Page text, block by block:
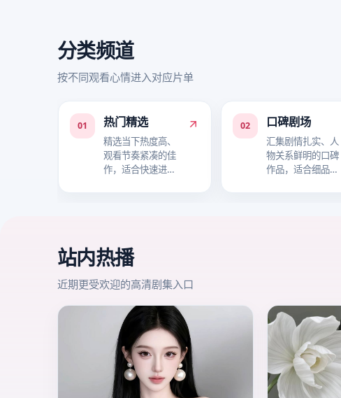
分类频道
按不同观看心情进入对应片单
01 热门精选
精选当下热度高、
观看节奏紧凑的佳
作，适合快速进入
02 口碑剧场
汇集剧情扎实、人
物关系鲜明的口碑
作品，适合细品故
站内热播
近期更受欢迎的高清剧集入口